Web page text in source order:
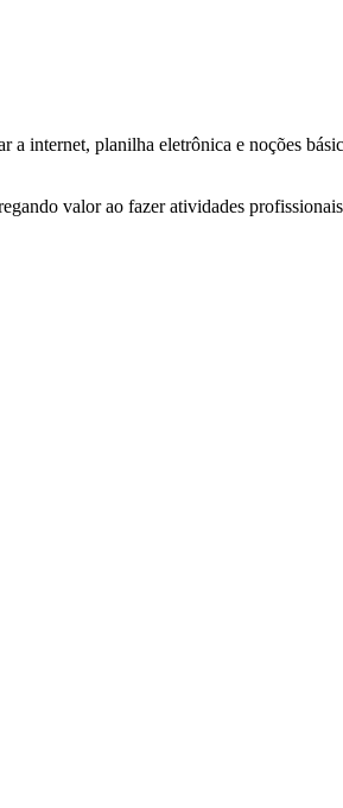
internet, planilha eletrônica e noções
valor ao fazer atividades